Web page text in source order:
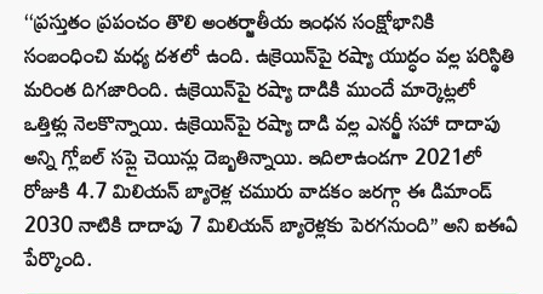
‘‘ప్రస్తుతం ప్రపంచం తొలి అంతర్జాతీయ ఇంధన సంక్షోభానికి
సంబంధించి మధ్య దశలో ఉంది. ఉక్రెయిన్‌పై రష్యా యుద్ధం వల్ల పరిస్థితి
మరింత దిగజారింది. ఉక్రెయిన్‌పై రష్యా దాడికి ముందే మార్కెట్లలో
ఒత్తిళ్లు నెలకొన్నాయి. ఉక్రెయిన్‌పై రష్యా దాడి వల్ల ఎనర్జీ సహా దాదాపు
అన్ని గ్లోబల్‌ సప్లై చెయిన్లు దెబ్బతిన్నాయి. ఇదిలాఉండగా 2021లో
రోజుకి 4.7 మిలియన్‌ బ్యారెళ్ల చమురు వాడకం జరగ్గా ఈ డిమాండ్‌
2030 నాటికి దాదాపు 7 మిలియన్‌ బ్యారెళ్లకు పెరగనుంది’’ అని ఐఈఏ
పేర్కొంది.